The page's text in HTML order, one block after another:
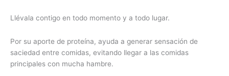
Llévala contigo en todo momento y a todo lugar.
Por su aporte de proteína, ayuda a generar sensación de
saciedad entre comidas, evitando llegar a las comidas
principales con mucha hambre.